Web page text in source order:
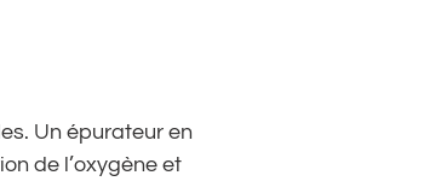
Un épurateur en
de l’oxygène et